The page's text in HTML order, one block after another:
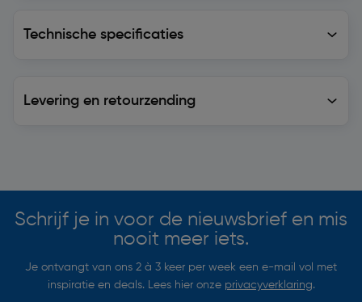
Technische specificaties
Levering en retourzending
Schrijf je in voor de nieuwsbrief en mis
nooit meer iets.
Je ontvangt van ons 2 à 3 keer per week een e-mail vol met
inspiratie en deals. Lees hier onze privacyverklaring.